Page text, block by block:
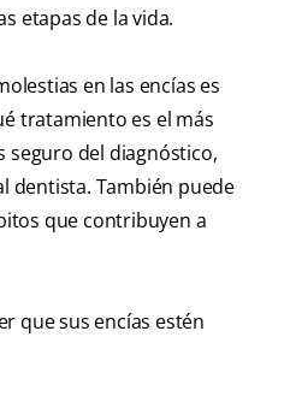
etapas de la vida.
en las encías es
tratamiento es el más
seguro del diagnóstico,
dentista. También puede
que contribuyen a
que sus encías estén